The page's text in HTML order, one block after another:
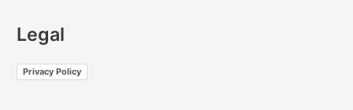
Legal
Privacy Policy